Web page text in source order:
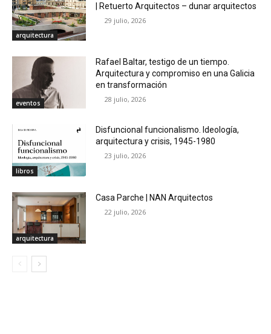
arquitectura
| Retuerto Arquitectos – dunar arquitectos
29 julio, 2026
eventos
Rafael Baltar, testigo de un tiempo.
Arquitectura y compromiso en una Galicia
en transformación
28 julio, 2026
libros
Disfuncional funcionalismo. Ideología,
arquitectura y crisis, 1945-1980
23 julio, 2026
arquitectura
Casa Parche | NAN Arquitectos
22 julio, 2026